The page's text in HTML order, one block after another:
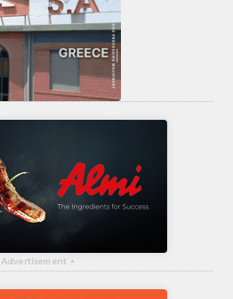
Advertisement ▴